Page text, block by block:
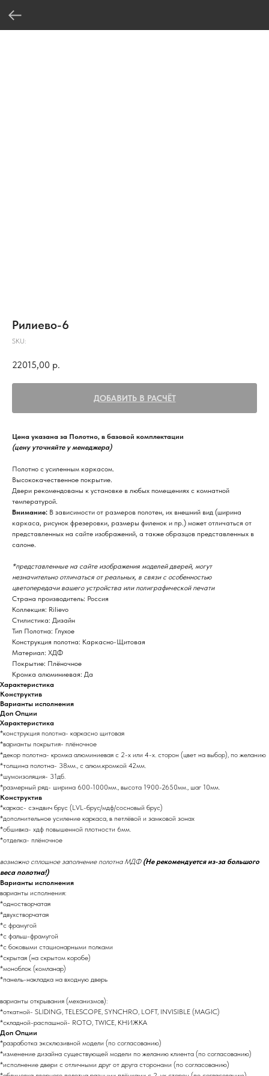
Рилиево-6
SKU:
22015,00 р.
ДОБАВИТЬ В РАСЧЁТ
Цена указана за Полотно, в базовой комплектации
(цену уточняйте у менеджера)
Полотно с усиленным каркасом.
Высококачественное покрытие.
Двери рекомендованы к установке в любых помещениях с комнатной
температурой.
Внимание: В зависимости от размеров полотен, их внешний вид (ширина
каркаса, рисунок фрезеровки, размеры филенок и пр.) может отличаться от
представленных на сайте изображений, а также образцов представленных в
салоне.
*представленные на сайте изображения моделей дверей, могут
незначительно отличаться от реальных, в связи с особенностью
цветопередачи вашего устройства или полиграфической печати
Страна производитель: Россия
Коллекция: Rilievo
Стилистика: Дизайн
Тип Полотна: Глухое
Конструкция полотна: Каркасно-Щитовая
Материал: ХДФ
Покрытие: Плёночное
Кромка алюминиевая: Да
Характеристика
Конструктив
Варианты исполнения
Доп Опции
Характеристика
*конструкция полотна- каркасно щитовая
*варианты покрытия- плёночное
*декор полотна- кромка алюминиевая с 2-х или 4-х. сторон (цвет на выбор), по желанию
*толщина полотна- 38мм., с алюм.кромкой 42мм.
*шумоизоляция- 31дб.
*размерный ряд- ширина 600-1000мм., высота 1900-2650мм., шаг 10мм.
Конструктив
*каркас- сэндвич брус (LVL-брус/мдф/сосновый брус)
*дополнительное усиление каркаса, в петлёвой и замковой зонах
*обшивка- хдф повышенной плотности 6мм.
*отделка- плёночное
возможно сплошное заполнение полотна МДФ (Не рекомендуется из-за большого
веса полотна!)
Варианты исполнения
варианты исполнения:
*одностворчатая
*двухстворчатая
*с фрамугой
*с фальш-фрамугой
*с боковыми стационарными полками
*скрытая (на скрытом коробе)
*моноблок (комланар)
*панель-накладка на входную дверь
варианты открывания (механизмов):
*откатной- SLIDING, TELESCOPE, SYNCHRO, LOFT, INVISIBLE (MAGIC)
*складной-распашной- ROTO, TWICE, КНИЖКА
Доп Опции
*разработка эксклюзивной модели (по согласованию)
*изменение дизайна существующей модели по желанию клиента (по согласованию)
*исполнение двери с отличными друг от друга сторонами (по согласованию)